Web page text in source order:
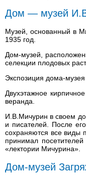
Дом — музей
Музей, основанный в
1935 год.
Дом-музей,
селекции плодовых
Экспозиция дома-
Двухэтажное
веранда.
И.В.Мичурин в своем
и писателей. После
сохраняются все виды
принимал
«лектории Мичурина».
Дом-музей